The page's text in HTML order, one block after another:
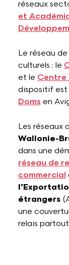
réseaux
et
Le réseau
culturels : le
et le Centre
dispositif
Doms en
Les réseaux
Wallonie-
dans une
réseau de
commercial
étrangers
une
relais